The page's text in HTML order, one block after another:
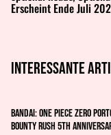
Erscheint Ende Juli
Interessante
%
Bandai: One Piece Zero
Bounty Rush 5th